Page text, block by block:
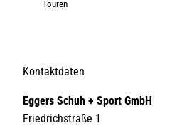
Touren
Kontaktdaten
Eggers Schuh + Sport GmbH
Friedrichstraße 1